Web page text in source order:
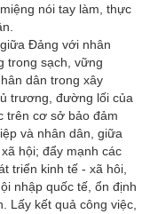
nói tay làm, thực
Đảng với nhân
trong sạch, vững
dân trong xây
trương, đường lối của
trên cơ sở bảo đảm
và nhân dân, giữa
hội; đẩy mạnh các
triển kinh tế - xã hôi,
nhập quốc tế, ổn định
Lấy kết quả công việc,